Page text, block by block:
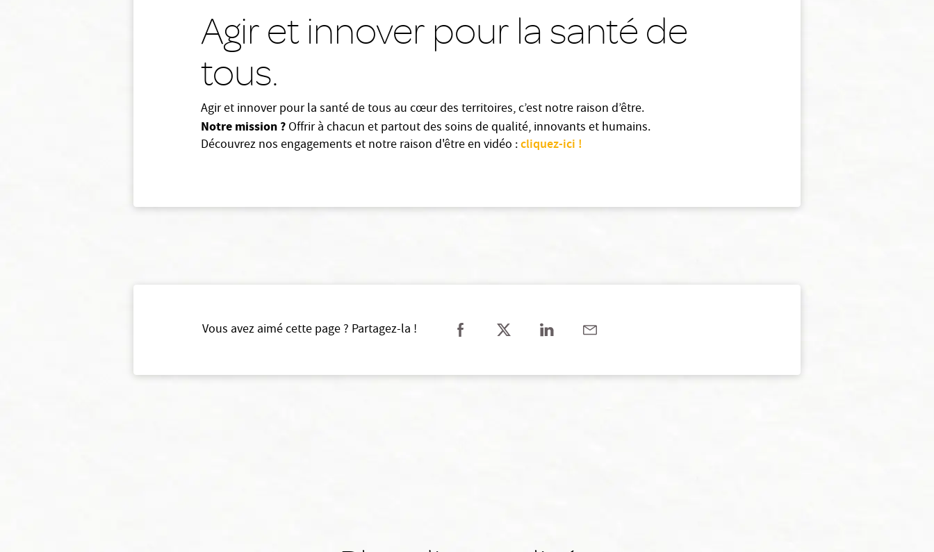
Agir et innover pour la santé de
tous.
Agir et innover pour la santé de tous au cœur des territoires, c’est notre raison d’être.
Notre mission ? Offrir à chacun et partout des soins de qualité, innovants et humains.
Découvrez nos engagements et notre raison d'être en vidéo :cliquez-ici !
Vous avez aimé cette page ? Partagez-la !